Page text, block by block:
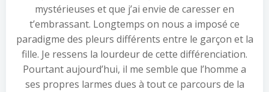
mystérieuses et que j’ai envie de caresser en
t’embrassant. Longtemps on nous a imposé ce
paradigme des pleurs différents entre le garçon et la
fille. Je ressens la lourdeur de cette différenciation.
Pourtant aujourd’hui, il me semble que l’homme a
ses propres larmes dues à tout ce parcours de la